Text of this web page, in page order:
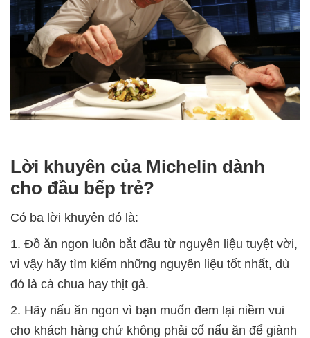
Lời khuyên của Michelin dành
cho đầu bếp trẻ?
Có ba lời khuyên đó là:
1. Đồ ăn ngon luôn bắt đầu từ nguyên liệu tuyệt vời,
vì vậy hãy tìm kiếm những nguyên liệu tốt nhất, dù
đó là cà chua hay thịt gà.
2. Hãy nấu ăn ngon vì bạn muốn đem lại niềm vui
cho khách hàng chứ không phải cố nấu ăn để giành